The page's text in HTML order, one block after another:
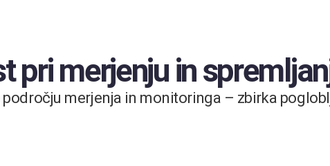
pri merjenju in
merjenja in monitoringa – zbirka